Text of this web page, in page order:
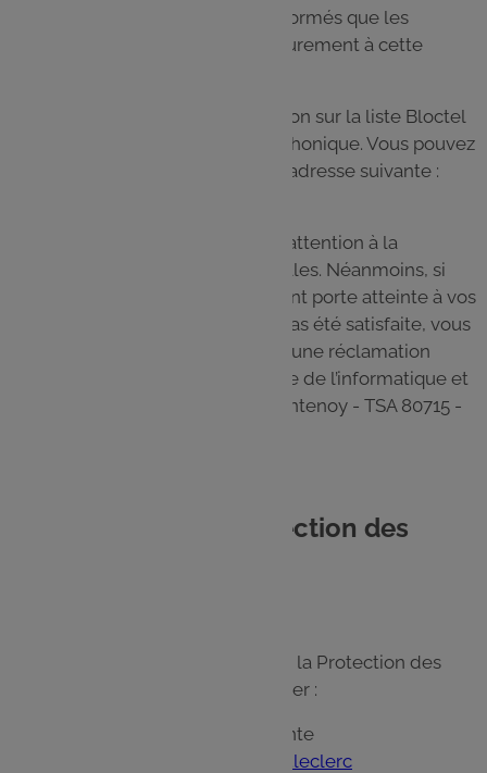
révoquer. Vous êtes cependant informés que les
traitements mis en œuvre antérieurement à cette
Vous disposez d’un droit d’inscription sur la liste Bloctel
d’opposition au démarchage téléphonique. Vous pouvez
vous y inscrire en vous rendant à l’adresse suivante :
Le GALEC apporte la plus grande attention à la
protection des données personnelles. Néanmoins, si
vous considérez que leur traitement porte atteinte à vos
droits ou que votre demande n’a pas été satisfaite, vous
disposez de la faculté d’introduire une réclamation
auprès de la Commission nationale de l’informatique et
des libertés (CNIL) - 3 Place de Fontenoy - TSA 80715 -
9. Le délégué à la protection des
Le GALEC a désigné un Délégué à la Protection des
Données que vous pouvez contacter :
à l'adresse électronique suivante
contact@donneespersonnelles.leclerc